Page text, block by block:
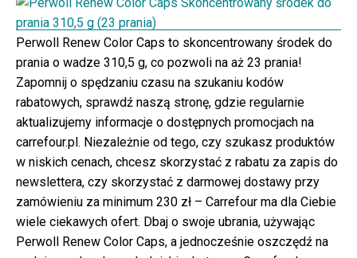
Perwoll Renew Color Caps to skoncentrowany środek do
prania o wadze 310,5 g, co pozwoli na aż 23 prania!
Zapomnij o spędzaniu czasu na szukaniu kodów
rabatowych, sprawdź naszą stronę, gdzie regularnie
aktualizujemy informacje o dostępnych promocjach na
carrefour.pl. Niezależnie od tego, czy szukasz produktów
w niskich cenach, chcesz skorzystać z rabatu za zapis do
newslettera, czy skorzystać z darmowej dostawy przy
zamówieniu za minimum 230 zł – Carrefour ma dla Ciebie
wiele ciekawych ofert. Dbaj o swoje ubrania, używając
Perwoll Renew Color Caps, a jednocześnie oszczędź na